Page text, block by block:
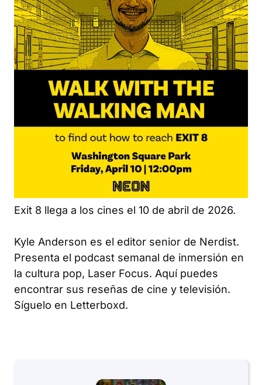
Exit 8 llega a los cines el 10 de abril de 2026.
Kyle Anderson es el editor senior de Nerdist.
Presenta el podcast semanal de inmersión en
la cultura pop, Laser Focus. Aquí puedes
encontrar sus reseñas de cine y televisión.
Síguelo en Letterboxd.